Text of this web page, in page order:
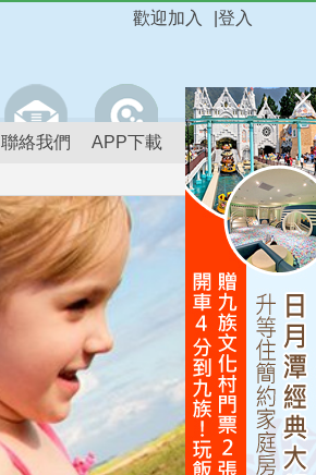
登入
歡迎加入
聯絡我們 APP下載